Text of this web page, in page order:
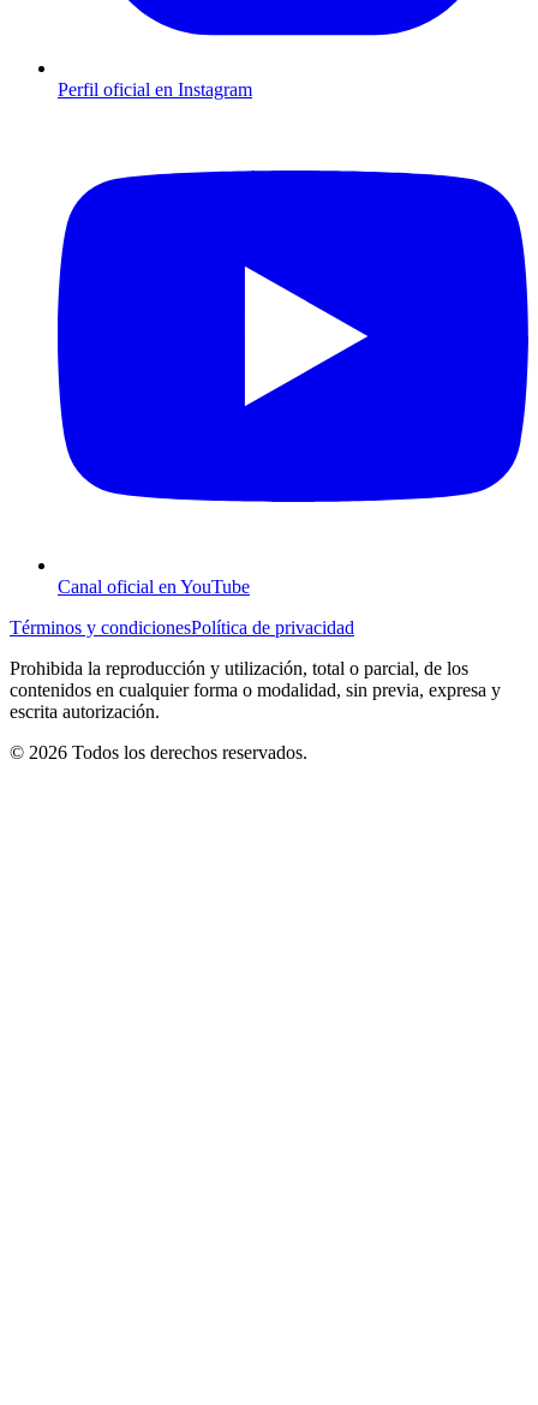
Perfil oficial en Instagram
Canal oficial en YouTube
Términos y condicionesPolítica de privacidad
Prohibida la reproducción y utilización, total o parcial, de los
contenidos en cualquier forma o modalidad, sin previa, expresa y
escrita autorización.
© 2026 Todos los derechos reservados.